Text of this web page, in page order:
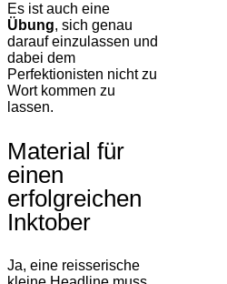
Es ist auch eine
Übung, sich genau
darauf einzulassen und
dabei dem
Perfektionisten nicht zu
Wort kommen zu
lassen.
Material für
einen
erfolgreichen
Inktober
Ja, eine reisserische